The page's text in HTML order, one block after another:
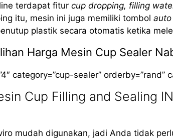
terdapat fitur cup dropping, filling
itu, mesin ini juga memiliki tombol
plastik secara otomatis ketika
Harga Mesin Cup Sealer
category=”cup-sealer” orderby=”rand”
Cup Filling and Sealing
mudah digunakan, jadi Anda tidak